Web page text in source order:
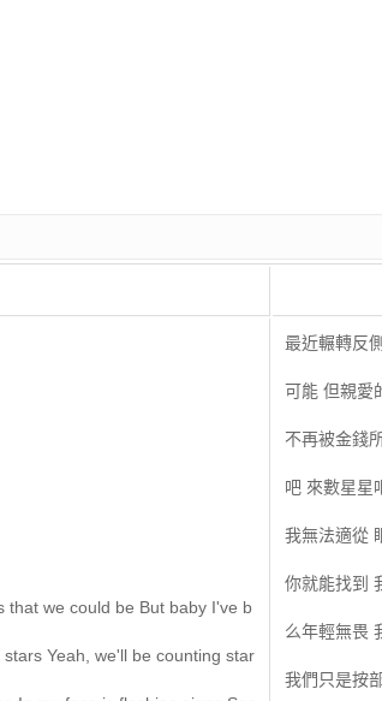
that we could be But baby I've b
Yeah, we'll be counting star
最近輾轉反
可能 但親愛
不再被金錢
吧 來數星星
我無法適從
你就能找到
么年輕無畏
我們只是按